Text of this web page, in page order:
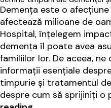
Demența este o
afectează milioane de
Hospital, înțelegem
demența îl poate avea
familiilor lor. De aceea,
informații esențiale
timpurie și tratamentul
despre cum să sprijiniți o